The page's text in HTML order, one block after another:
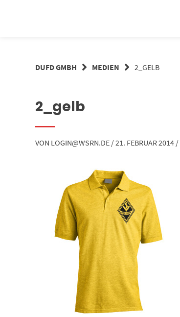
DUFD GMBH MEDIEN 2_GELB
2_gelb
VON LOGIN@WSRN.DE /21. FEBRUAR 2014 /